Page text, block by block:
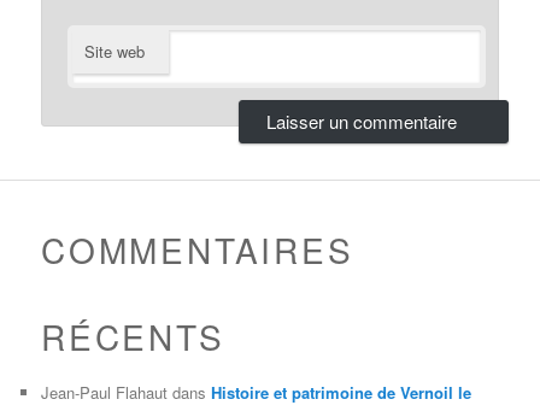
Site web
COMMENTAIRES
RÉCENTS
Jean-Paul Flahaut dansHistoire et patrimoine de Vernoil le